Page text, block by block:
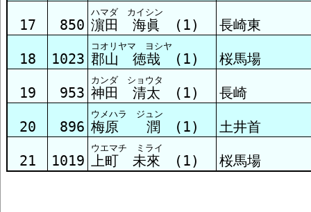
17 850
ハマダ カイシン
濵田 海眞 (1) 長崎東
18 1023
コオリヤマ ヨシヤ
郡山 徳哉 (1) 桜馬場
19 953
カンダ ショウタ
神田 清太 (1) 長崎
20 896
ウメハラ ジュン
梅原 潤 (1) 土井首
21 1019
ウエマチ ミライ
上町 未來 (1) 桜馬場